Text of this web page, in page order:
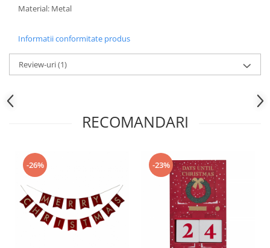
Halloween
Paste
Petrecere 1 An
Petrecerea Burlacitelor
Valentine's Day
Material: Metal
Informatii conformitate produs
Review-uri(1)
RECOMANDARI
-26% -23%